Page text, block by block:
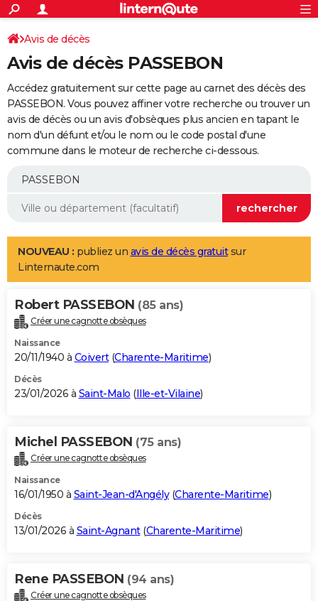
ACTUALITÉS
Politique
Société
Faits Divers
Education
Monde
Villes
+
SPORT
Coupe du monde 2026
Football
Tennis
Cyclisme
Rugby
Forum
Programme TV
TNT
Streaming
Cinéma
Sorties cinéma
Musique
+
FINANCE
Retraite
Epargne
Immobilier
Risques naturels par ville
Banque
Assurance
AUTO
Essais
Réserver un essai
Citadines
Berlines
SUV
Forum auto
+
Mobiles
Meilleur smartphone
Internet
Ordinateurs
Jeux vidéo
Guide high-tech
Aménagement intérieur
LIFESTYLE
Art de vivre
Bien-être
Loisirs
Mode
Modes de vie
Alimentation
Guide de la santé
Maladies
Médicaments
Sommeil
VOYAGE
Destinations
City break
Voyage nature
Voyage de noces
Forum
Climat
+PHOTO
GUIDES D'ACHAT
BONS PLANS
Carte de Noël
Carte Bonne année
Carte Saint-Valentin
Carte Pâques
Carte d'anniversaire
DICTIONNAIRE
Dictionnaire
Biographies
Citations
Expressions
Proverbes
PROGRAMME TV
S'inscrire
Se connecter
Lycées
Collèges
Primaires
Universités
Entreprises
Service militaire
Avis de recherche
AVIS DE DÉCÈS
Bricolage
Lifestyle
Culture
Sport
Auto
Television
Voyage
Cinema
Avis de décès
Avis de décès PASSEBON
Accédez gratuitement sur cette page au carnet des décès des
PASSEBON. Vous pouvez affiner votre recherche ou trouver un
avis de décès ou un avis d'obsèques plus ancien en tapant le
nom d'un défunt et/ou le nom ou le code postal d'une
commune dans le moteur de recherche ci-dessous.
NOUVEAU : publiez un avis de décès gratuitsur
Linternaute.com
Robert PASSEBON (85 ans)
Créer une cagnotte obsèques
Naissance
20/11/1940 à Coivert(Charente-Maritime)
Décès
23/01/2026 à Saint-Malo (Ille-et-Vilaine)
Michel PASSEBON (75 ans)
Créer une cagnotte obsèques
Naissance
16/01/1950 à Saint-Jean-d'Angély(Charente-Maritime)
Décès
13/01/2026 à Saint-Agnant(Charente-Maritime)
Rene PASSEBON (94 ans)
Créer une cagnotte obsèques